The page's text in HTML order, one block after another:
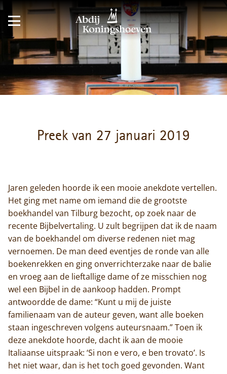
Preek van 27 januari 2019
Jaren geleden hoorde ik een mooie anekdote vertellen.
Het ging met name om iemand die de grootste
boekhandel van Tilburg bezocht, op zoek naar de
recente Bijbelvertaling. U zult begrijpen dat ik de naam
van de boekhandel om diverse redenen niet mag
vernoemen. De man deed eventjes de ronde van alle
boekenrekken en ging onverrichterzake naar de balie
en vroeg aan de lieftallige dame of ze misschien nog
wel een Bijbel in de aankoop hadden. Prompt
antwoordde de dame: “Kunt u mij de juiste
familienaam van de auteur geven, want alle boeken
staan ingeschreven volgens auteursnaam.” Toen ik
deze anekdote hoorde, dacht ik aan de mooie
Italiaanse uitspraak: ‘Si non e vero, e ben trovato’. Is
het niet waar, dan is het toch goed gevonden. Want